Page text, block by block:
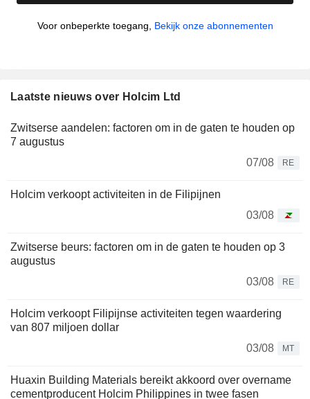
Voor onbeperkte toegang, Bekijk onze abonnementen
Laatste nieuws over Holcim Ltd
Zwitserse aandelen: factoren om in de gaten te houden op
7 augustus
07/08
RE
Holcim verkoopt activiteiten in de Filipijnen
03/08
Zwitserse beurs: factoren om in de gaten te houden op 3
augustus
03/08
RE
Holcim verkoopt Filipijnse activiteiten tegen waardering
van 807 miljoen dollar
03/08
MT
Huaxin Building Materials bereikt akkoord over overname
cementproducent Holcim Philippines in twee fasen